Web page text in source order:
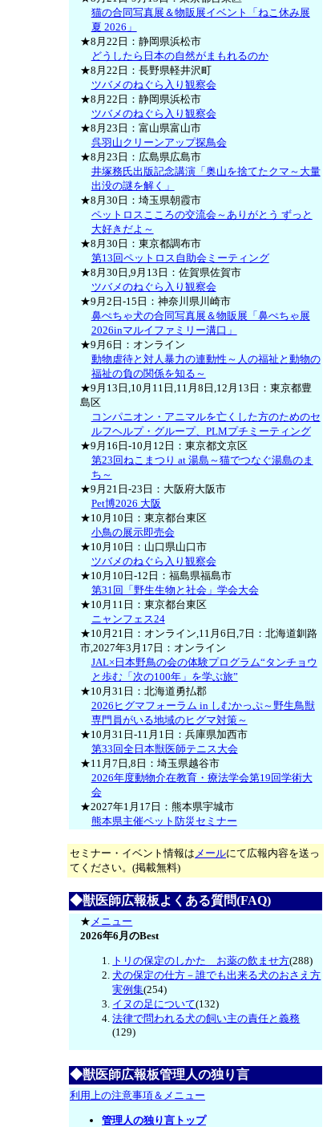
猫の合同写真展＆物販展イベント「ねこ休み展
夏 2026」
★8月22日：静岡県浜松市
どうしたら日本の自然がまもれるのか
★8月22日：長野県軽井沢町
ツバメのねぐら入り観察会
★8月22日：静岡県浜松市
ツバメのねぐら入り観察会
★8月23日：富山県富山市
呉羽山クリーンアップ探鳥会
★8月23日：広島県広島市
井塚務氏出版記念講演「奥山を捨てたクマ～大量
出没の謎を解く」
★8月30日：埼玉県朝霞市
ペットロスこころの交流会～ありがとう ずっと
大好きだよ～
★8月30日：東京都調布市
第13回ペットロス自助会ミーティング
★8月30日,9月13日：佐賀県佐賀市
ツバメのねぐら入り観察会
★9月2日-15日：神奈川県川崎市
鼻ぺちゃ犬の合同写真展＆物販展「鼻ぺちゃ展
2026inマルイファミリー溝口」
★9月6日：オンライン
動物虐待と対人暴力の連動性～人の福祉と動物の
福祉の負の関係を知る～
★9月13日,10月11日,11月8日,12月13日：東京都豊
島区
コンパニオン・アニマルを亡くした方のためのセ
ルフヘルプ・グループ、PLMプチミーティング
★9月16日-10月12日：東京都文京区
第23回ねこまつり at 湯島～猫でつなぐ湯島のま
ち～
★9月21日-23日：大阪府大阪市
Pet博2026 大阪
★10月10日：東京都台東区
小鳥の展示即売会
★10月10日：山口県山口市
ツバメのねぐら入り観察会
★10月10日-12日：福島県福島市
第31回「野生生物と社会」学会大会
★10月11日：東京都台東区
ニャンフェス24
★10月21日：オンライン,11月6日,7日：北海道釧路
市,2027年3月17日：オンライン
JAL×日本野鳥の会の体験プログラム“タンチョウ
と歩む「次の100年」を学ぶ旅”
★10月31日：北海道勇払郡
2026ヒグマフォーラム in しむかっぷ～野生鳥獣
専門員がいる地域のヒグマ対策～
★10月31日-11月1日：兵庫県加西市
第33回全日本獣医師テニス大会
★11月7日,8日：埼玉県越谷市
2026年度動物介在教育・療法学会第19回学術大
会
★2027年1月17日：熊本県宇城市
熊本県主催ペット防災セミナー
セミナー・イベント情報は メールにて広報内容を送っ
てください。(掲載無料)
◆獣医師広報板よくある質問(FAQ)
★ メニュー
2026年6月のBest
トリの保定のしかた お薬の飲ませ方(288)
犬の保定の仕方－誰でも出来る犬のおさえ方
実例集(254)
イヌの足について(132)
法律で問われる犬の飼い主の責任と義務
(129)
◆獣医師広報板管理人の独り言
利用上の注意事項＆メニュー
管理人の独り言トップ